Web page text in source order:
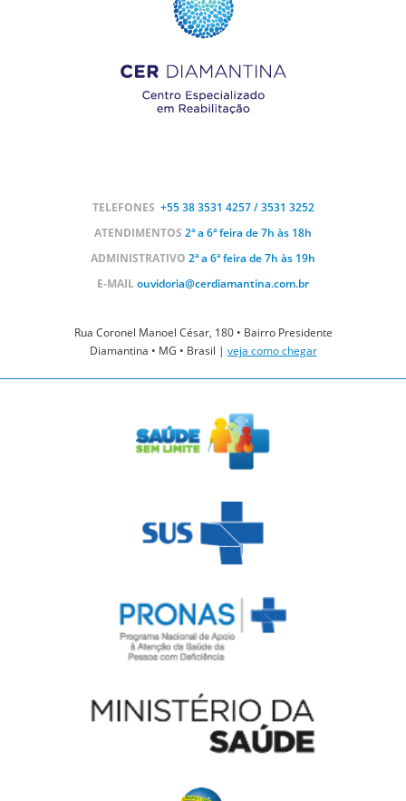
TELEFONES +55 383531 4257 / 3531 3252
ATENDIMENTOS 2ª a 6ª feira de 7h às 18h
ADMINISTRATIVO 2ª a 6ª feira de 7h às 19h
E-MAILouvidoria@cerdiamantina.com.br
Rua Coronel Manoel César, 180 • Bairro Presidente
Diamantina • MG • Brasil | veja como chegar